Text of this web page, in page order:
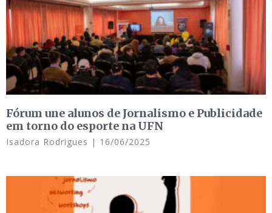
Fórum une alunos de Jornalismo e Publicidade
em torno do esporte na UFN
Isadora Rodrigues 16/06/2025